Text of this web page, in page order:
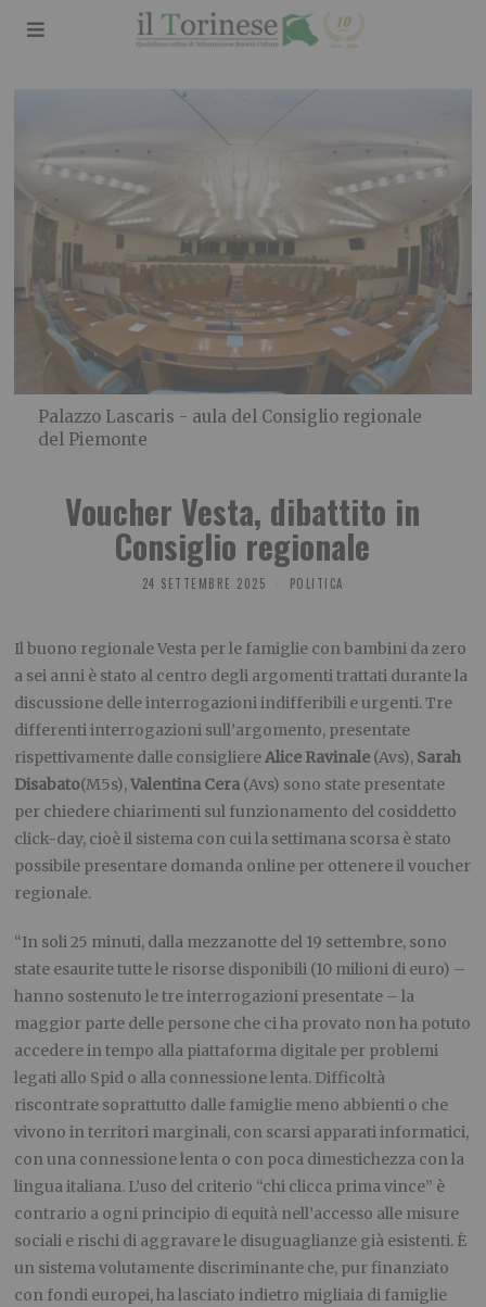
Palazzo Lascaris - aula del Consiglio regionale
del Piemonte
Voucher Vesta, dibattito in
Consiglio regionale
24 SETTEMBRE 2025 POLITICA
Il buono regionale Vesta per le famiglie con bambini da zero
a sei anni è stato al centro degli argomenti trattati durante la
discussione delle interrogazioni indifferibili e urgenti. Tre
differenti interrogazioni sull’argomento, presentate
rispettivamente dalle consigliereAlice Ravinale (Avs), Sarah
Disabato(M5s),Valentina Cera (Avs) sono state presentate
per chiedere chiarimenti sul funzionamento del cosiddetto
click-day, cioè il sistema con cui la settimana scorsa è stato
possibile presentare domanda online per ottenere il voucher
regionale.
“In soli 25 minuti, dalla mezzanotte del 19 settembre, sono
state esaurite tutte le risorse disponibili (10 milioni di euro) –
hanno sostenuto le tre interrogazioni presentate – la
maggior parte delle persone che ci ha provato non ha potuto
accedere in tempo alla piattaforma digitale per problemi
legati allo Spid o alla connessione lenta. Difficoltà
riscontrate soprattutto dalle famiglie meno abbienti o che
vivono in territori marginali, con scarsi apparati informatici,
con una connessione lenta o con poca dimestichezza con la
lingua italiana. L’uso del criterio “chi clicca prima vince” è
contrario a ogni principio di equità nell’accesso alle misure
sociali e rischi di aggravare le disuguaglianze già esistenti. È
un sistema volutamente discriminante che, pur finanziato
con fondi europei, ha lasciato indietro migliaia di famiglie